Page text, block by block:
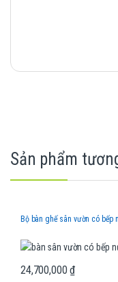
Sản phẩm
Bộ bàn ghế sân vườn có bếp
24,700,000₫